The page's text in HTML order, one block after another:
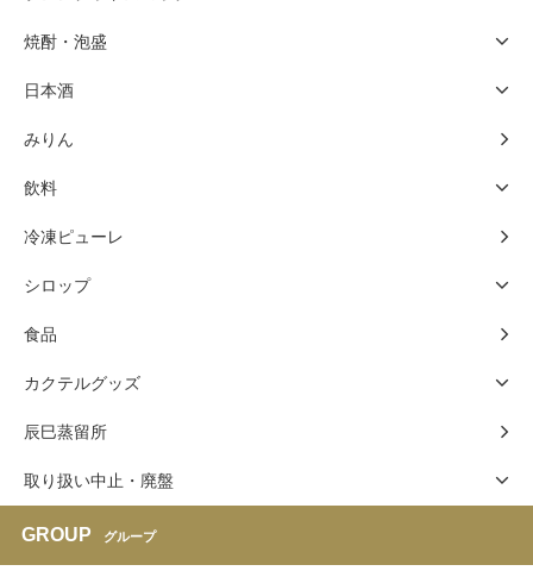
焼酎・泡盛
日本酒
みりん
飲料
冷凍ピューレ
シロップ
食品
カクテルグッズ
辰巳蒸留所
取り扱い中止・廃盤
GROUP グループ